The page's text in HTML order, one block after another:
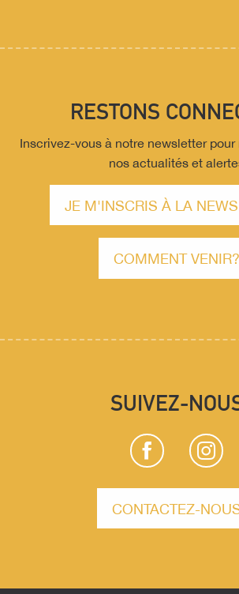
RESTONS
Inscrivez-vous à notre newsletter
nos actualités et
JE M'INSCRIS À LA
COMMENT VENIR?
SUIVEZ-
CONTACTEZ-